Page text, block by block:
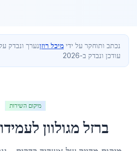
נכתב ותוחקר על ידי מיכל רוזןנערך ונבדק
עודכן ונבדק ב-2026
מיקום השירות
ברזל מגולוון